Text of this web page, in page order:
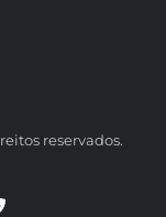
reservados.